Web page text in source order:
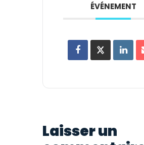
ÉVÉNEMENT
Laisser un